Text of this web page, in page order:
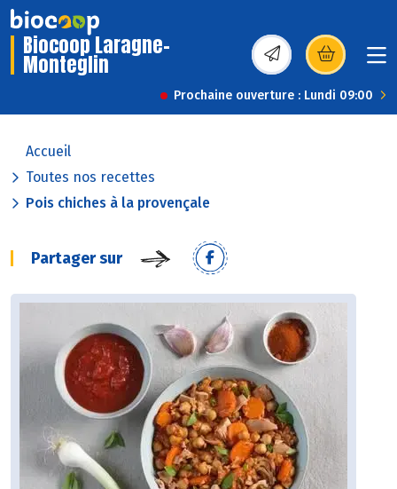
Biocoop Laragne-
Monteglin (s’ouvre dans une
Prochaine ouverture : Lundi 09:00
Accueil
Toutes nos recettes
Pois chiches à la provençale
Partager sur